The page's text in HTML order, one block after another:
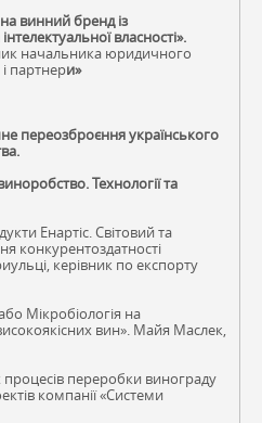
винний бренд із
власності».
начальника юридичного
партнери»
переозброєння українського
Технології та
Енартіс. Світовий та
конкурентоздатності
керівник по експорту
Мікробіологія на
вин». Майя Маслек,
процесів переробки винограду
компанії «Системи